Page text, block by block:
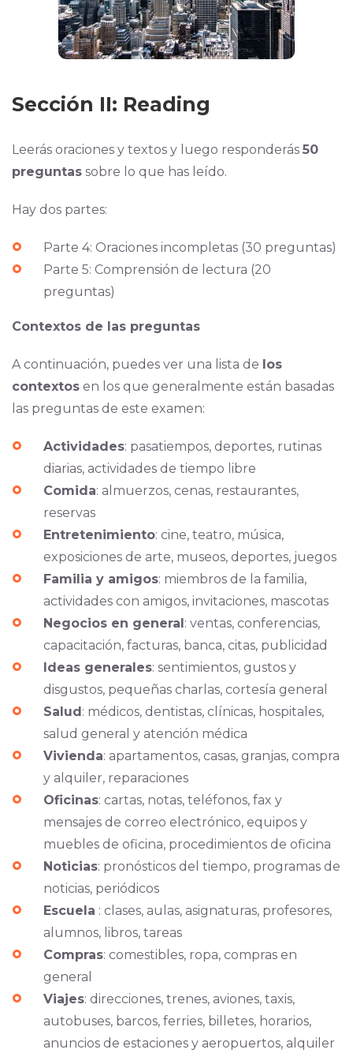
Sección II: Reading
Leerás oraciones y textos y luego responderás 50
preguntas sobre lo que has leído.
Hay dos partes:
Parte 4: Oraciones incompletas (30 preguntas)
Parte 5: Comprensión de lectura (20
preguntas)
Contextos de las preguntas
A continuación, puedes ver una lista de los
contextos en los que generalmente están basadas
las preguntas de este examen:
Actividades: pasatiempos, deportes, rutinas
diarias, actividades de tiempo libre
Comida: almuerzos, cenas, restaurantes,
reservas
Entretenimiento: cine, teatro, música,
exposiciones de arte, museos, deportes, juegos
Familia y amigos: miembros de la familia,
actividades con amigos, invitaciones, mascotas
Negocios en general: ventas, conferencias,
capacitación, facturas, banca, citas, publicidad
Ideas generales: sentimientos, gustos y
disgustos, pequeñas charlas, cortesía general
Salud: médicos, dentistas, clínicas, hospitales,
salud general y atención médica
Vivienda: apartamentos, casas, granjas, compra
y alquiler, reparaciones
Oficinas: cartas, notas, teléfonos, fax y
mensajes de correo electrónico, equipos y
muebles de oficina, procedimientos de oficina
Noticias: pronósticos del tiempo, programas de
noticias, periódicos
Escuela : clases, aulas, asignaturas, profesores,
alumnos, libros, tareas
Compras: comestibles, ropa, compras en
general
Viajes: direcciones, trenes, aviones, taxis,
autobuses, barcos, ferries, billetes, horarios,
anuncios de estaciones y aeropuertos, alquiler